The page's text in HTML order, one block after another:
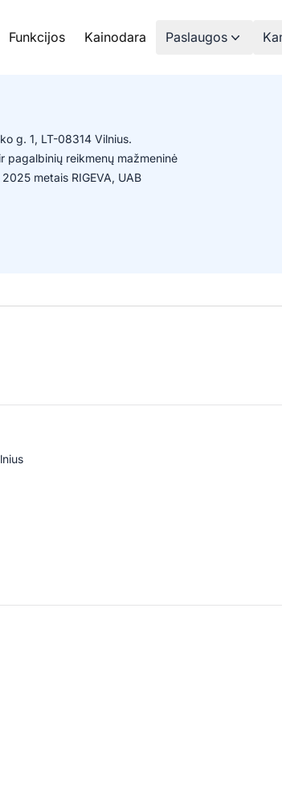
Funkcijos Kainodara Paslaugos
g. 1, LT-08314 Vilnius.
pagalbinių reikmenų mažmeninė
metais RIGEVA, UAB